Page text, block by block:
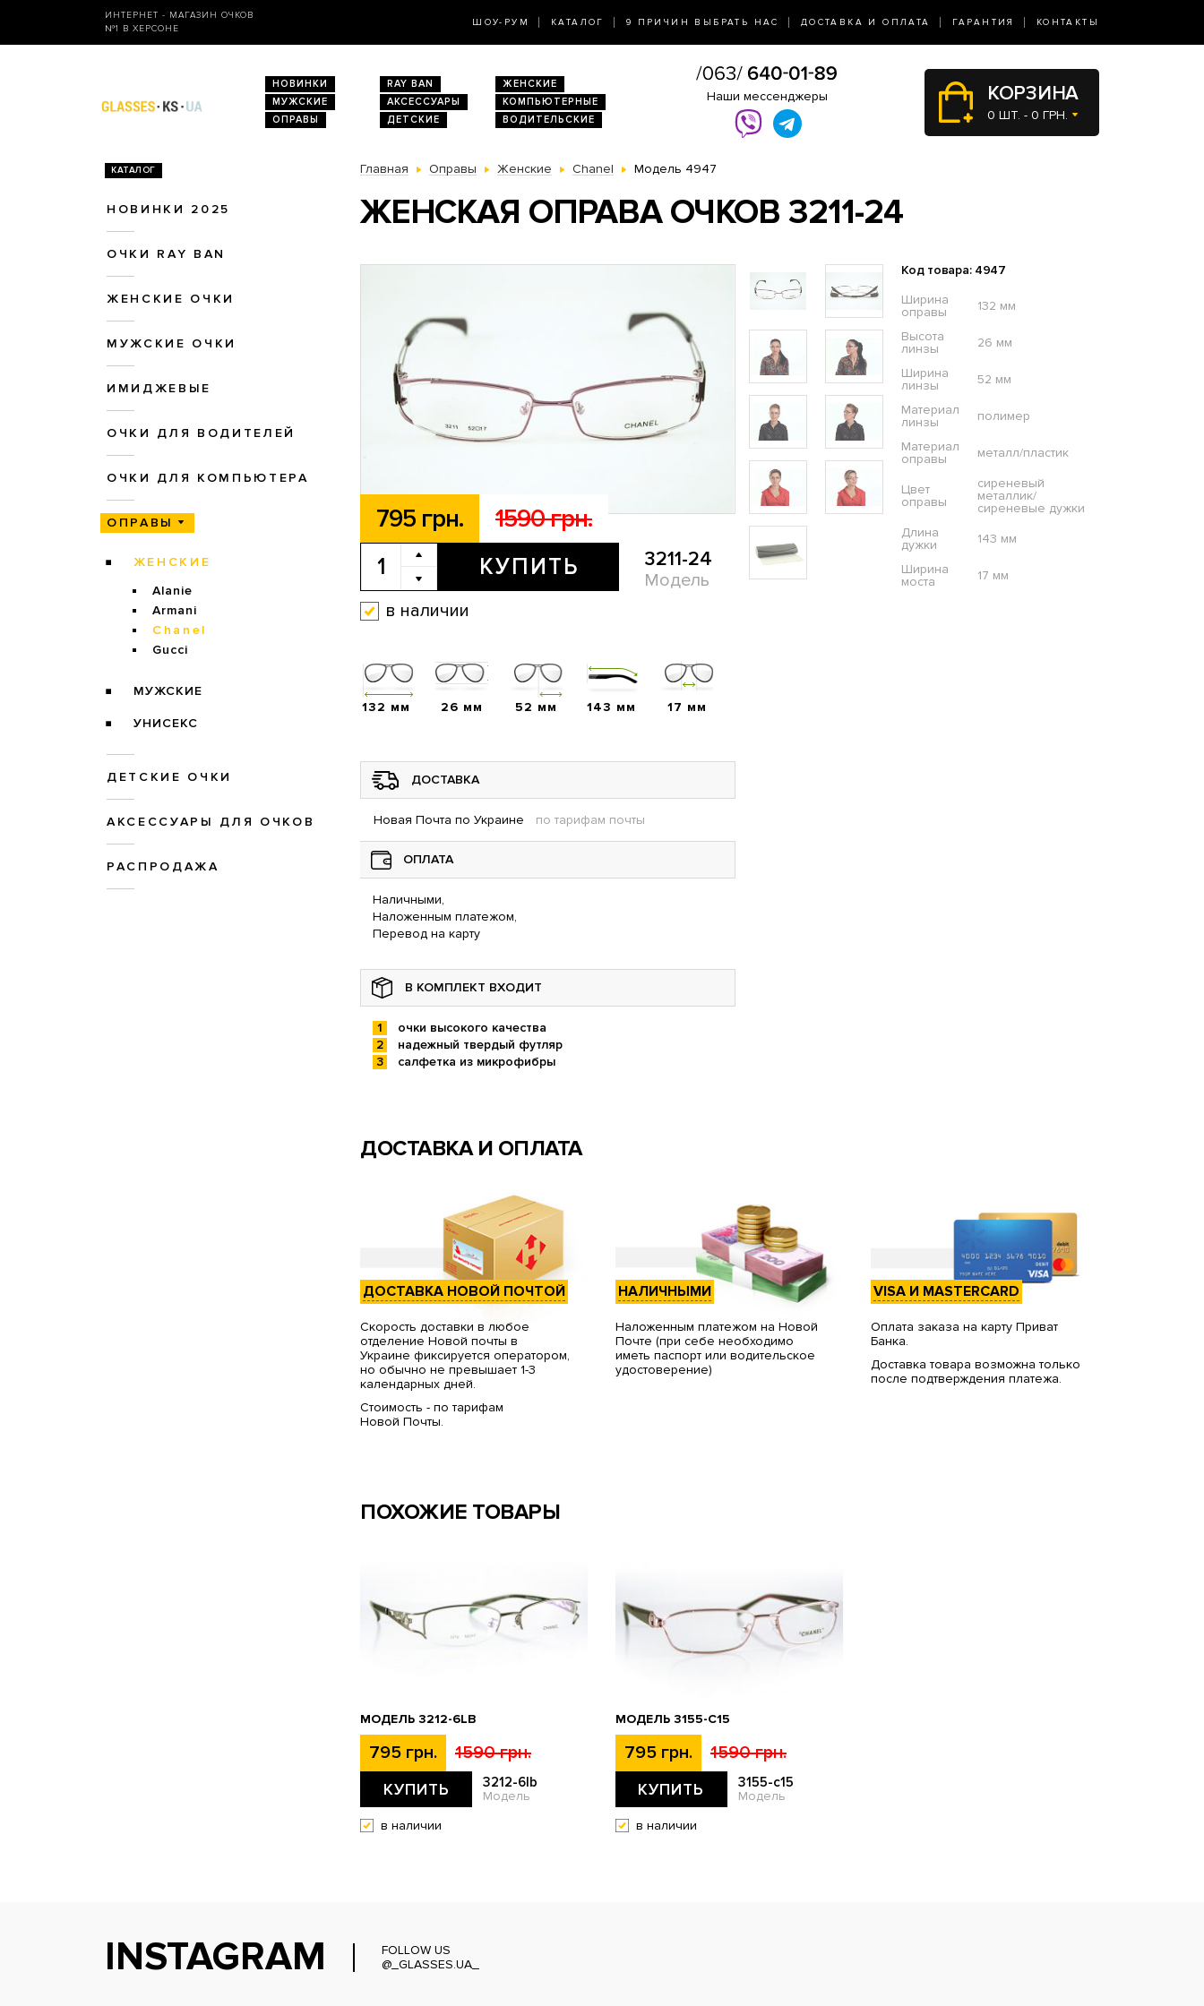
ИНТЕРНЕТ - МАГАЗИН ОЧКОВ
№1 В ХЕРСОНЕ
ШОУ-РУМ КАТАЛОГ 9 ПРИЧИН ВЫБРАТЬ НАС ДОСТАВКА И ОПЛАТА ГАРАНТИЯ КОНТАКТЫ
НОВИНКИ RAY BAN
ЖЕНСКИЕ
МУЖСКИЕ
АКСЕССУАРЫ
КОМПЬЮТЕРНЫЕ
ОПРАВЫ
ДЕТСКИЕ ВОДИТЕЛЬСКИЕ
Наши мессенджеры КОРЗИНА
0 ШТ. - 0 ГРН.
КАТАЛОГ
НОВИНКИ 2025
ОЧКИ RAY BAN
ЖЕНСКИЕ ОЧКИ
МУЖСКИЕ ОЧКИ
ИМИДЖЕВЫЕ
ОЧКИ ДЛЯ ВОДИТЕЛЕЙ
ОЧКИ ДЛЯ КОМПЬЮТЕРА
ОПРАВЫ
ЖЕНСКИЕ
Alanie
Armani
Chanel
Gucci
МУЖСКИЕ
УНИСЕКС
ДЕТСКИЕ ОЧКИ
АКСЕССУАРЫ ДЛЯ ОЧКОВ
РАСПРОДАЖА
Главная Оправы Женские Chanel Модель 4947
ЖЕНСКАЯ ОПРАВА ОЧКОВ 3211-24
795 грн. 1590 грн.
КУПИТЬ 3211-24
Модель
в наличии
Код товара: 4947
Ширина
оправы
132 мм
Высота
линзы
26 мм
Ширина
линзы
52 мм
Материал
линзы
полимер
Материал
оправы
металл/пластик
Цвет
оправы
сиреневый
металлик/
сиреневые дужки
Длина
дужки
143 мм
Ширина
моста
17 мм
132 мм 26 мм 52 мм 143 мм 17 мм
ДОСТАВКА
Новая Почта по Украине по тарифам почты
ОПЛАТА
Наличными,
Наложенным платежом,
Перевод на карту
В КОМПЛЕКТ ВХОДИТ
очки высокого качества
надежный твердый футляр
салфетка из микрофибры
ДОСТАВКА И ОПЛАТА
ДОСТАВКА НОВОЙ ПОЧТОЙ
Скорость доставки в любое
отделение Новой почты в
Украине фиксируется оператором,
но обычно не превышает 1-3
календарных дней.
Стоимость - по тарифам
Новой Почты.
НАЛИЧНЫМИ
Наложенным платежом на Новой
Почте (при себе необходимо
иметь паспорт или водительское
удостоверение)
VISA И MASTERCARD
Оплата заказа на карту Приват
Банка.
Доставка товара возможна только
после подтверждения платежа.
ПОХОЖИЕ ТОВАРЫ
МОДЕЛЬ 3212-6LB
795 грн. 1590 грн.
КУПИТЬ 3212-6lb
Модель
в наличии
МОДЕЛЬ 3155-C15
795 грн. 1590 грн.
КУПИТЬ 3155-c15
Модель
в наличии
INSTAGRAM
FOLLOW US
@_GLASSES.UA_